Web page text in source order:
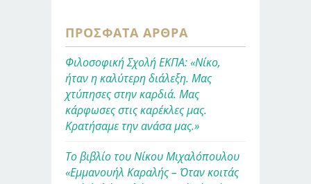
ΠΡΌΣΦΑΤΑ ΆΡΘΡΑ
Φιλοσοφική Σχολή ΕΚΠΑ: «Νίκο,
ήταν η καλύτερη διάλεξη. Μας
χτύπησες στην καρδιά. Μας
κάρφωσες στις καρέκλες μας.
Κρατήσαμε την ανάσα μας.»
Το βιβλίο του Νίκου Μιχαλόπουλου
«Εμμανουήλ Καραλής – Όταν κοιτάς